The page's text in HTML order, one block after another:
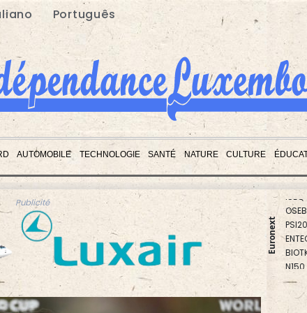
Português
AUTOMOBILE TECHNOLOGIE SANTÉ NATURE CULTURE
Publicité
Euronext
PX1
OSEBX
PSI20
ENTEC
N150
AEX